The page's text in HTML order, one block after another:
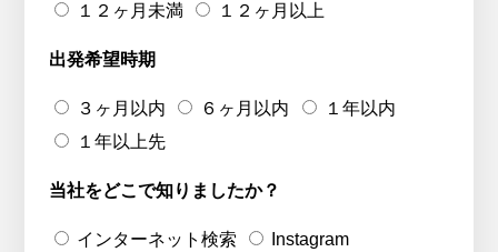
１２ヶ月未満
１２ヶ月以上
出発希望時期
３ヶ月以内 ６ヶ月以内
１年以内
１年以上先
当社をどこで知りましたか？
インターネット検索
Instagram